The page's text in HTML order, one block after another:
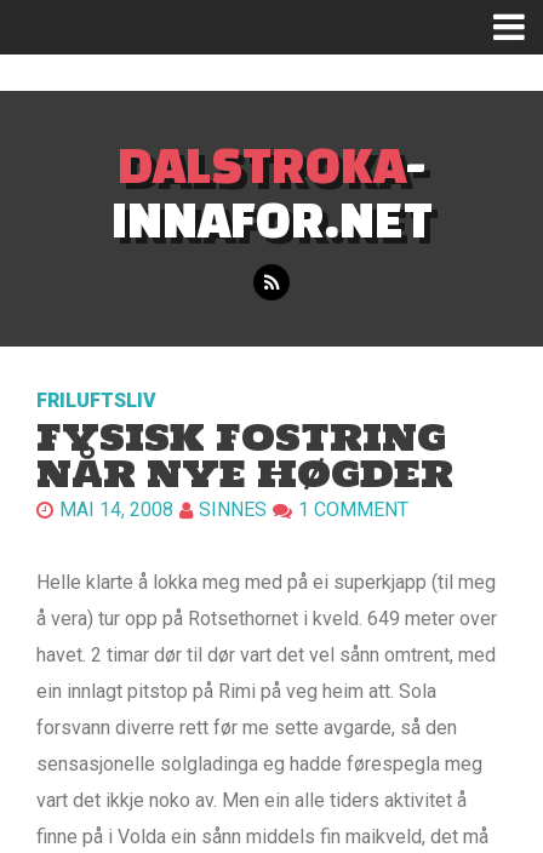
DALSTROKA-
INNAFOR.NET
FRILUFTSLIV
FYSISK FOSTRING
NÅR NYE HØGDER
MAI 14, 2008 SINNES 1 COMMENT
Helle klarte å lokka meg med på ei superkjapp (til meg
å vera) tur opp på Rotsethornet i kveld. 649 meter over
havet. 2 timar dør til dør vart det vel sånn omtrent, med
ein innlagt pitstop på Rimi på veg heim att. Sola
forsvann diverre rett før me sette avgarde, så den
sensasjonelle solgladinga eg hadde førespegla meg
vart det ikkje noko av. Men ein alle tiders aktivitet å
finne på i Volda ein sånn middels fin maikveld, det må